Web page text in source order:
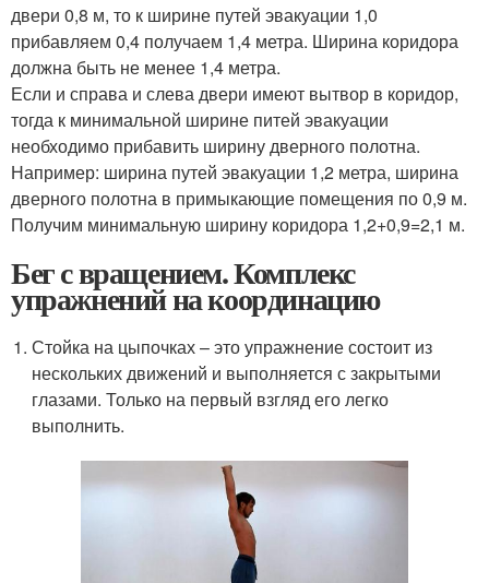
двери 0,8 м, то к ширине путей эвакуации 1,0
прибавляем 0,4 получаем 1,4 метра. Ширина коридора
должна быть не менее 1,4 метра.
Если и справа и слева двери имеют вытвор в коридор,
тогда к минимальной ширине питей эвакуации
необходимо прибавить ширину дверного полотна.
Например: ширина путей эвакуации 1,2 метра, ширина
дверного полотна в примыкающие помещения по 0,9 м.
Получим минимальную ширину коридора 1,2+0,9=2,1 м.
Бег с вращением. Комплекс
упражнений на координацию
Стойка на цыпочках – это упражнение состоит из
нескольких движений и выполняется с закрытыми
глазами. Только на первый взгляд его легко
выполнить.